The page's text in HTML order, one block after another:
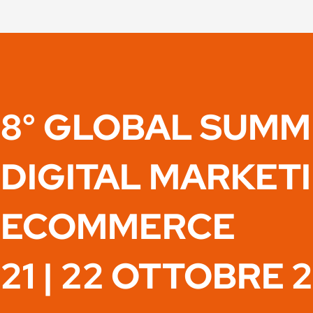
8° GLOBAL
DIGITAL
ECOMMERCE
21 | 22 OTTOBRE